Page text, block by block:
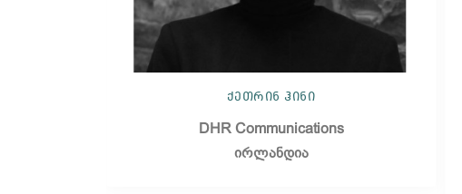
ქეთრინ ჰინი
DHR Communications
ირლანდია